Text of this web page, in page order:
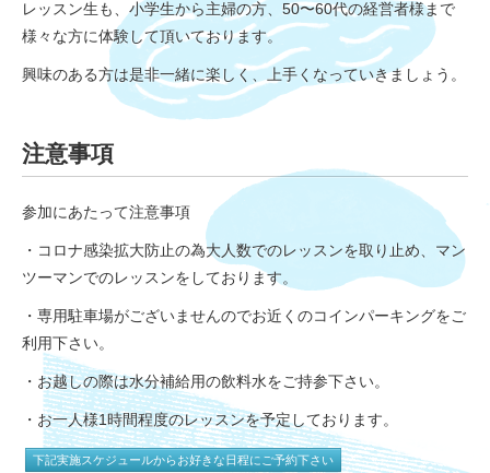
レッスン生も、小学生から主婦の方、50〜60代の経営者様まで
様々な方に体験して頂いております。
興味のある方は是非一緒に楽しく、上手くなっていきましょう。
注意事項
参加にあたって注意事項
・コロナ感染拡大防止の為大人数でのレッスンを取り止め、マン
ツーマンでのレッスンをしております。
・専用駐車場がございませんのでお近くのコインパーキングをご
利用下さい。
・お越しの際は水分補給用の飲料水をご持参下さい。
・お一人様1時間程度のレッスンを予定しております。
下記実施スケジュールからお好きな日程にご予約下さい